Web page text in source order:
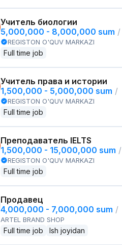
Учитель биологии
5,000,000 - 8,000,000 sum /
REGISTON O'QUV MARKAZI
Full time job
Учитель права и истории
1,500,000 - 5,000,000 sum /
REGISTON O'QUV MARKAZI
Full time job
Преподаватель IELTS
1,500,000 - 15,000,000 sum /
REGISTON O'QUV MARKAZI
Full time job
Продавец
4,000,000 - 7,000,000 sum /
ARTEL BRAND SHOP
Full time job Ish joyidan